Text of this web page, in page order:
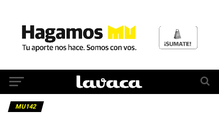
MU142